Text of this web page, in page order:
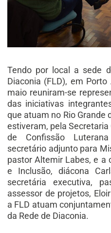
Tendo por local a sede
Diaconia (FLD), em
maio reuniram-se
das iniciativas
que atuam no Rio Grande
estiveram, pela Secretaria
de Confissão
secretário adjunto para
pastor Altemir Labes, e a
e Inclusão, diácona
secretária executiva,
assessor de projetos,
a FLD atuam
da Rede de Diaconia.